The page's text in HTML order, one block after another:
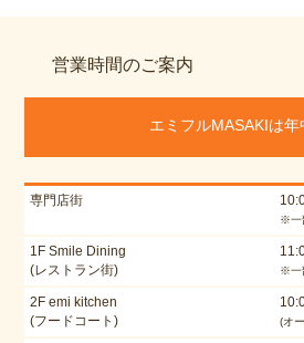
営業時間のご案内
エミフルMASAKIは年
専門店街
※一
1F Smile Dining
(レストラン街)
※一
2F emi kitchen
(フードコート)
(オ